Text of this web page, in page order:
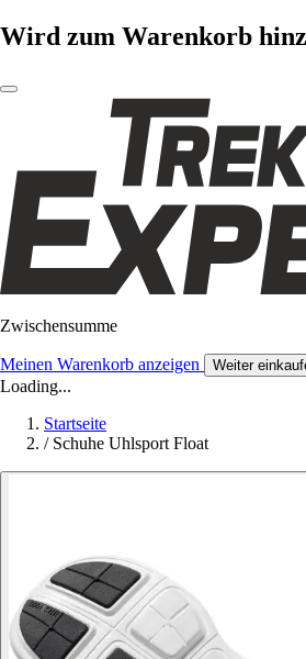
Wird zum Warenkorb
Zwischensumme
Meinen Warenkorb anzeigen Weiter
Loading...
Startseite
/ Schuhe Uhlsport Float